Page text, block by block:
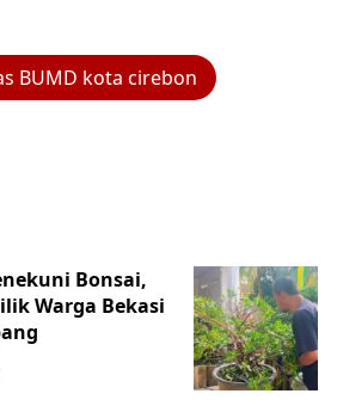
BUMD kota cirebon
Bonsai,
Warga Bekasi